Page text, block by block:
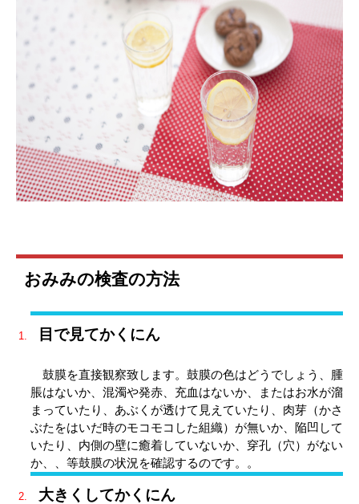
おみみの検査の方法
目で見てかくにん
鼓膜を直接観察致します。鼓膜の色はどうでしょう、腫
脹はないか、混濁や発赤、充血はないか、またはお水が溜
まっていたり、あぶくが透けて見えていたり、肉芽（かさ
ぶたをはいだ時のモコモコした組織）が無いか、陥凹して
いたり、内側の壁に癒着していないか、穿孔（穴）がない
か、、等鼓膜の状況を確認するのです。。
大きくしてかくにん